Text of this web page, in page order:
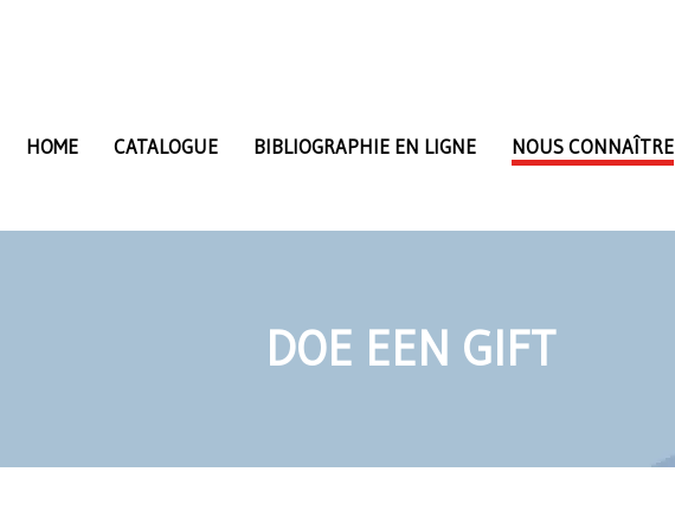
HOME CATALOGUE BIBLIOGRAPHIE EN LIGNE NOUS CONNAÎTRE
DOE EEN GIFT